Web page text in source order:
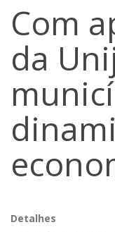
Com
da
Detalhes